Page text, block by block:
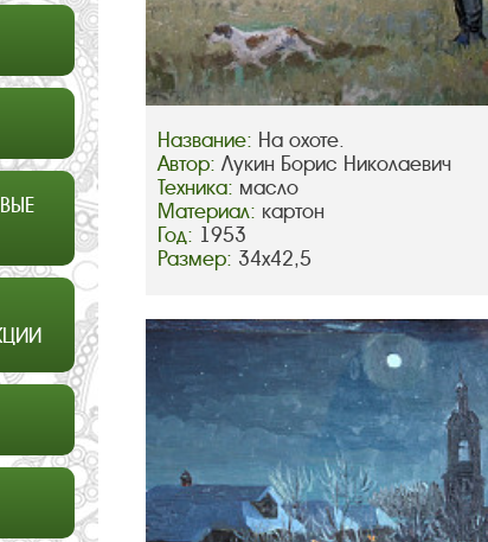
Название: На охоте.
Автор: Лукин Борис Николаевич
Техника: масло
Материал: картон
Год: 1953
Размер: 34х42,5